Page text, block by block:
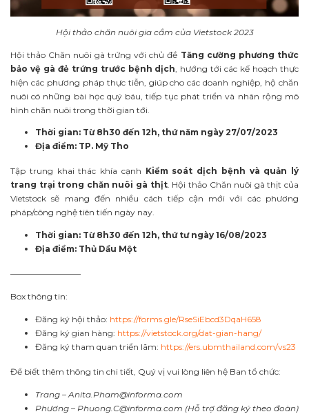
Hội thảo chăn nuôi gia cầm của Vietstock 2023
Hội thảo Chăn nuôi gà trứng với chủ đề Tăng cường phương thức
bảo vệ gà đẻ trứng trước bệnh dịch , hướng tới các kế hoạch thực
hiện các phương pháp thực tiễn, giúp cho các doanh nghiệp, hộ chăn
nuôi có những bài học quý báu, tiếp tục phát triển và nhân rộng mô
hình chăn nuôi trong thời gian tới.
Thời gian: Từ 8h30 đến 12h, thứ năm ngày 27/07/2023
Địa điểm: TP. Mỹ Tho
Tập trung khai thác khía cạnh Kiểm soát dịch bệnh và quản lý
trang trại trong chăn nuôi gà thịt. Hội thảo Chăn nuôi gà thịt của
Vietstock sẽ mang đến nhiều cách tiếp cận mới với các phương
pháp/công nghệ tiên tiến ngày nay.
Thời gian: Từ 8h30 đến 12h, thứ tư ngày 16/08/2023
Địa điểm: Thủ Dầu Một
————————–
Box thông tin:
Đăng ký hội thảo: https://forms.gle/RseSiEbcd3DqaH658
Đăng ký gian hàng: https://vietstock.org/dat-gian-hang/
Đăng ký tham quan triển lãm: https://ers.ubmthailand.com/vs23
Để biết thêm thông tin chi tiết, Quý vị vui lòng liên hệ Ban tổ chức:
Trang – Anita.Pham@informa.com
Phương – Phuong.C@informa.com (Hỗ trợ đăng ký theo đoàn)